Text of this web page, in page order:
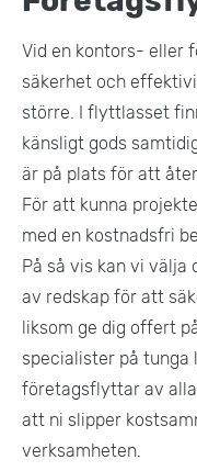
Vid en kontors- eller
säkerhet och
större. I flyttlasset
känsligt gods
är på plats för att
För att kunna
med en kostnadsfri
På så vis kan vi
av redskap för att
liksom ge dig offert
specialister på
företagsflyttar av
att ni slipper
verksamheten.